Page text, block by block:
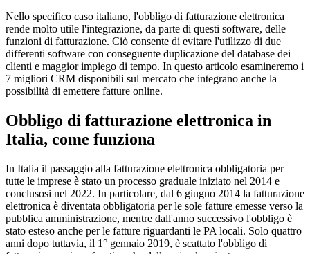
Nello specifico caso italiano, l'obbligo di fatturazione elettronica
rende molto utile l'integrazione, da parte di questi software, delle
funzioni di fatturazione. Ciò consente di evitare l'utilizzo di due
differenti software con conseguente duplicazione del database dei
clienti e maggior impiego di tempo. In questo articolo esamineremo i
7 migliori CRM disponibili sul mercato che integrano anche la
possibilità di emettere fatture online.
Obbligo di fatturazione elettronica in
Italia, come funziona
In Italia il passaggio alla fatturazione elettronica obbligatoria per
tutte le imprese è stato un processo graduale iniziato nel 2014 e
conclusosi nel 2022. In particolare, dal 6 giugno 2014 la fatturazione
elettronica è diventata obbligatoria per le sole fatture emesse verso la
pubblica amministrazione, mentre dall'anno successivo l'obbligo è
stato esteso anche per le fatture riguardanti le PA locali. Solo quattro
anni dopo tuttavia, il 1° gennaio 2019, è scattato l'obbligo di